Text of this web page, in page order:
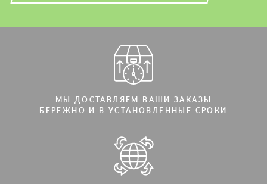
МЫ ДОСТАВЛЯЕМ ВАШИ ЗАКАЗЫ
БЕРЕЖНО И В УСТАНОВЛЕННЫЕ СРОКИ